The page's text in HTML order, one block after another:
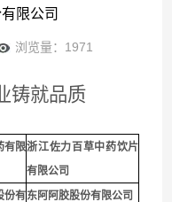
限公司
浏览量：1971
铸就品质
有限浙江佐力百草中药饮片
有限公司
份有东阿阿胶股份有限公司